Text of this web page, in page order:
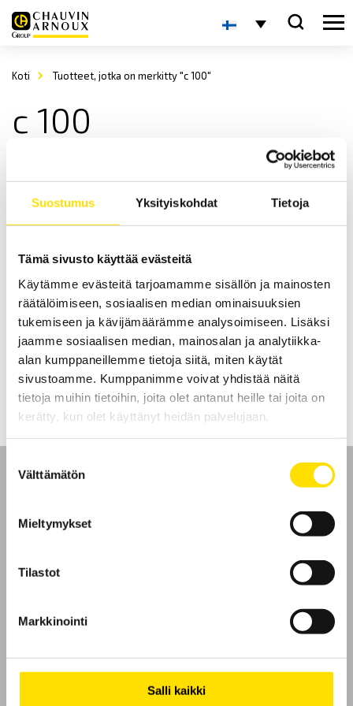
Suostumus Yksityiskohdat Tietoja
Tämä sivusto käyttää evästeitä
Käytämme evästeitä tarjoamamme sisällön ja mainosten
räätälöimiseen, sosiaalisen median ominaisuuksien
tukemiseen ja kävijämäärämme analysoimiseen. Lisäksi
jaamme sosiaalisen median, mainosalan ja analytiikka-
alan kumppaneillemme tietoja siitä, miten käytät
sivustoamme. Kumppanimme voivat yhdistää näitä
tietoja muihin tietoihin, joita olet antanut heille tai joita on
kerätty, kun olet käyttänyt heidän palvelujaan.
valinta
Välttämätön
Mieltymykset
Tilastot
Markkinointi
Salli kaikki
Koti Tuotteet, jotka on merkitty "c 100"
c 100
C-tyypin virtapihdit, mallit C100…C112
C100-sarjaan kuuluu 13 ergonomista, turvallista sekä korkealla
suorituskyvyllä varustettua pihtimallia. Jopa 1000 A:n AC mittauksiin
asti, erinomaisella lineaarisuudella sekä tarkkuudella.
LUE LISÄÄ
GDPR
Evästeet